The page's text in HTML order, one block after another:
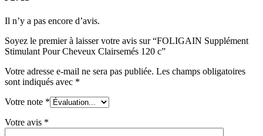
Il n’y a pas encore d’avis.
Soyez le premier à laisser votre avis sur “FOLIGAIN Supplément
Stimulant Pour Cheveux Clairsemés 120 c”
Votre adresse e-mail ne sera pas publiée. Les champs obligatoires
sont indiqués avec *
Votre note *
Votre avis *